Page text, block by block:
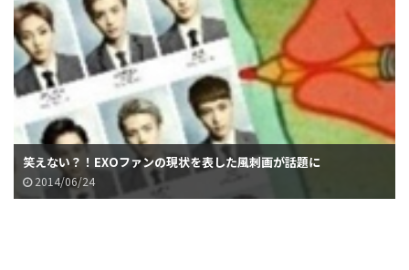
笑えない？！EXOファンの現状を表した風刺画が話題に
2014/06/24